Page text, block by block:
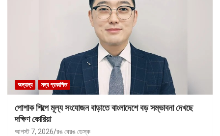
অন্যান্য সদ্য প্রকাশিত
পোশাক শিল্পে মূল্য সংযোজন বাড়াতে বাংলাদেশে বড় সম্ভাবনা দেখছে
দক্ষিণ কোরিয়া
আগস্ট 7, 2026 রঙ বেরঙ ডেস্ক